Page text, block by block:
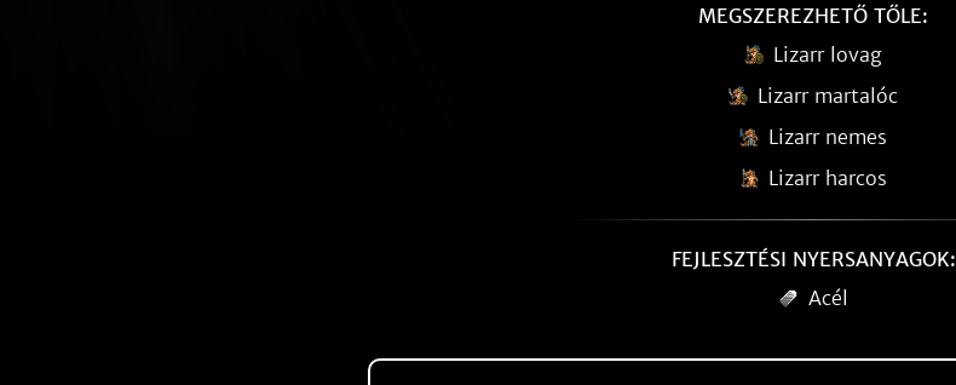
MEGSZEREZHETŐ TŐLE:
Lizarr lovag
Lizarr martalóc
Lizarr nemes
Lizarr harcos
FEJLESZTÉSI NYERSANYAGOK:
Acél